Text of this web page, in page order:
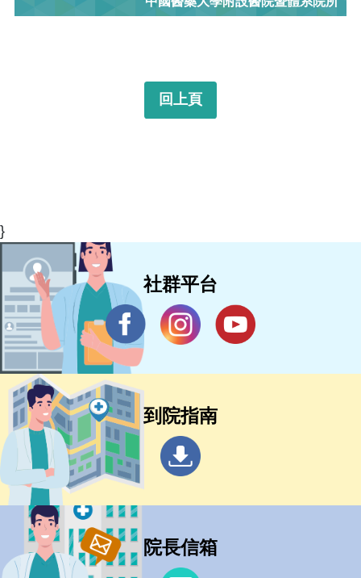
回上頁
}
社群平台
到院指南
院長信箱